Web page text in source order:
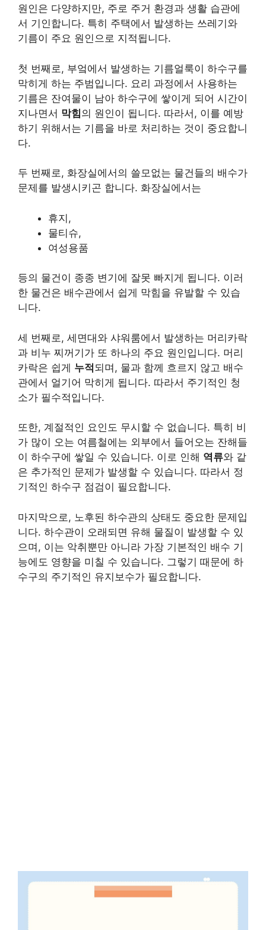
원인은 다양하지만, 주로 주거 환경과 생활 습관에
서 기인합니다. 특히 주택에서 발생하는 쓰레기와
기름이 주요 원인으로 지적됩니다.
첫 번째로, 부엌에서 발생하는 기름얼룩이 하수구를
막히게 하는 주범입니다. 요리 과정에서 사용하는
기름은 잔여물이 남아 하수구에 쌓이게 되어 시간이
지나면서 막힘의 원인이 됩니다. 따라서, 이를 예방
하기 위해서는 기름을 바로 처리하는 것이 중요합니
다.
두 번째로, 화장실에서의 쓸모없는 물건들의 배수가
문제를 발생시키곤 합니다. 화장실에서는
휴지,
물티슈,
여성용품
등의 물건이 종종 변기에 잘못 빠지게 됩니다. 이러
한 물건은 배수관에서 쉽게 막힘을 유발할 수 있습
니다.
세 번째로, 세면대와 샤워룸에서 발생하는 머리카락
과 비누 찌꺼기가 또 하나의 주요 원인입니다. 머리
카락은 쉽게 누적되며, 물과 함께 흐르지 않고 배수
관에서 얼기어 막히게 됩니다. 따라서 주기적인 청
소가 필수적입니다.
또한, 계절적인 요인도 무시할 수 없습니다. 특히 비
가 많이 오는 여름철에는 외부에서 들어오는 잔해들
이 하수구에 쌓일 수 있습니다. 이로 인해 역류와 같
은 추가적인 문제가 발생할 수 있습니다. 따라서 정
기적인 하수구 점검이 필요합니다.
마지막으로, 노후된 하수관의 상태도 중요한 문제입
니다. 하수관이 오래되면 유해 물질이 발생할 수 있
으며, 이는 악취뿐만 아니라 가장 기본적인 배수 기
능에도 영향을 미칠 수 있습니다. 그렇기 때문에 하
수구의 주기적인 유지보수가 필요합니다.